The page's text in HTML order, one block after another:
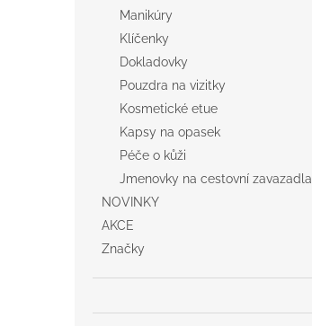
Manikúry
Klíčenky
Dokladovky
Pouzdra na vizitky
Kosmetické etue
Kapsy na opasek
Péče o kůži
Jmenovky na cestovní zavazadla
NOVINKY
AKCE
Značky